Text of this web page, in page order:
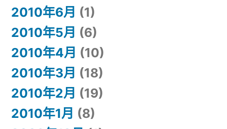
2010年6月 (1)
2010年5月 (6)
2010年4月 (10)
2010年3月 (18)
2010年2月 (19)
2010年1月 (8)